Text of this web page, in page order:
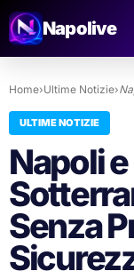
Napolive
Home›Ultime Notizie›
ULTIME NOTIZIE
Napoli
Senza